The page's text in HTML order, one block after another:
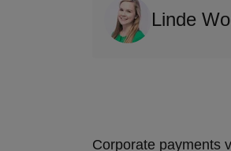
Linde
Corporate payments